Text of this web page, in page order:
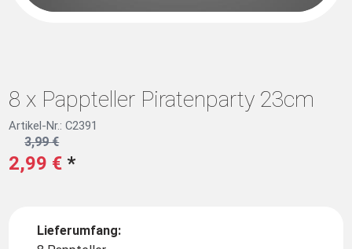
8 x Pappteller Piratenparty 23cm
Artikel-Nr.: C2391
2,99 € *
3,99 €
Lieferumfang: